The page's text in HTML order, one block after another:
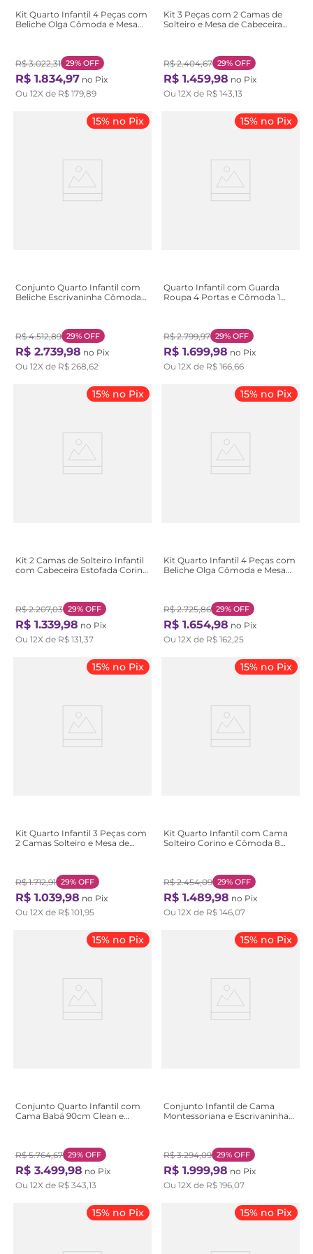
Kit Quarto Infantil 4 Peças com
Beliche Olga Cômoda e Mesa
R$ 3.022,31 29% OFF
R$ 1.834,97 no Pix
Ou 12X de R$ 179,89
Kit 3 Peças com 2 Camas de
Solteiro e Mesa de Cabeceira
R$ 2.404,67 29% OFF
R$ 1.459,98 no Pix
Ou 12X de R$ 143,13
15% no Pix
Conjunto Quarto Infantil com
Beliche Escrivaninha Cômoda e
R$ 4.512,89 29% OFF
R$ 2.739,98 no Pix
Ou 12X de R$ 268,62
15% no Pix
Quarto Infantil com Guarda
Roupa 4 Portas e Cômoda 1
R$ 2.799,97 29% OFF
R$ 1.699,98 no Pix
Ou 12X de R$ 166,66
15% no Pix
Kit 2 Camas de Solteiro Infantil
com Cabeceira Estofada Corino
R$ 2.207,03 29% OFF
R$ 1.339,98 no Pix
Ou 12X de R$ 131,37
15% no Pix
Kit Quarto Infantil 4 Peças com
Beliche Olga Cômoda e Mesa
R$ 2.725,86 29% OFF
R$ 1.654,98 no Pix
Ou 12X de R$ 162,25
15% no Pix
Kit Quarto Infantil 3 Peças com
2 Camas Solteiro e Mesa de
R$ 1.712,91 29% OFF
R$ 1.039,98 no Pix
Ou 12X de R$ 101,95
15% no Pix
Kit Quarto Infantil com Cama
Solteiro Corino e Cômoda 8
Clean/Off White
R$ 2.454,09 29% OFF
R$ 1.489,98 no Pix
Ou 12X de R$ 146,07
15% no Pix
Conjunto Quarto Infantil com
Cama Babá 90cm Clean e
R$ 5.764,67 29% OFF
R$ 3.499,98 no Pix
Ou 12X de R$ 343,13
15% no Pix
Conjunto Infantil de Cama
Montessoriana e Escrivaninha
R$ 3.294,09 29% OFF
R$ 1.999,98 no Pix
Ou 12X de R$ 196,07
15% no Pix 15% no Pix